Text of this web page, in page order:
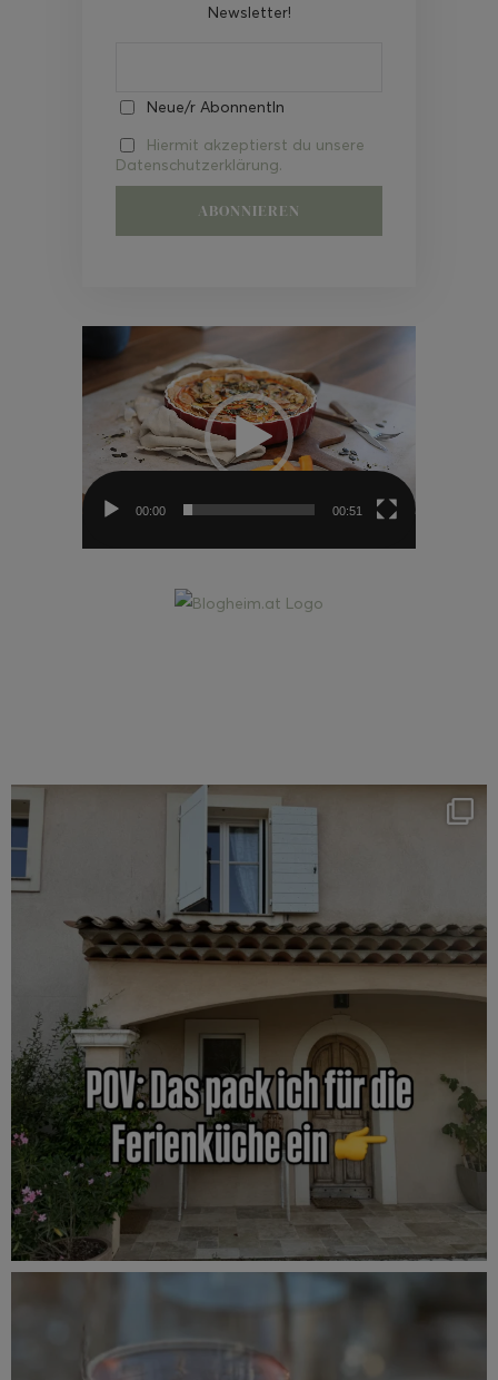
Newsletter!
Neue/r AbonnentIn
Hiermit akzeptierst du unsere
Datenschutzerklärung.
Video-
00:00 00:51